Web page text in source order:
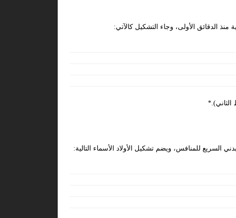
الدقائق الأولى، وجاء التشكيل كالآتي:
الثاني).*
للمنافس، ويضم تشكيل الأولاد الأسماء التالية: